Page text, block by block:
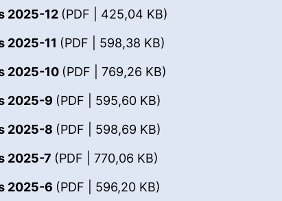
2025-12 (PDF | 425,04 KB)
2025-11 (PDF | 598,38 KB)
2025-10 (PDF | 769,26 KB)
2025-9 (PDF | 595,60 KB)
2025-8 (PDF | 598,69 KB)
2025-7 (PDF | 770,06 KB)
2025-6 (PDF | 596,20 KB)